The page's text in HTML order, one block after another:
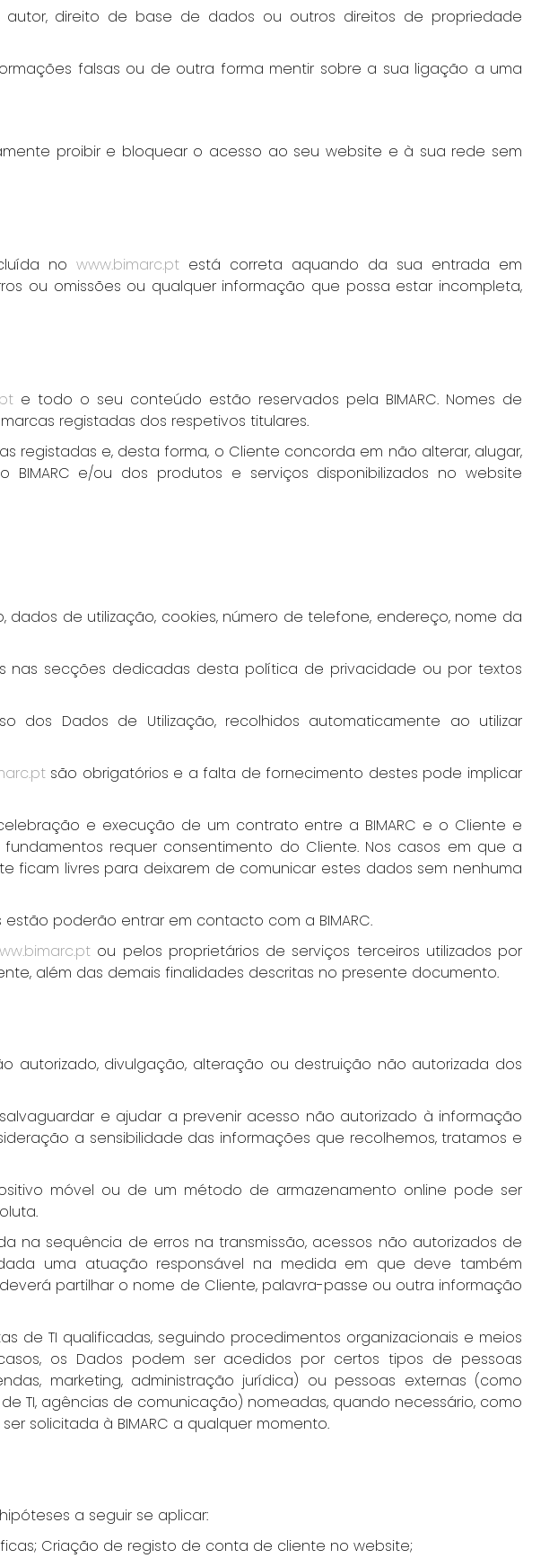
direito de base de dados ou outros direitos de propriedade
falsas ou de outra forma mentir sobre a sua ligação a uma
proibir e bloquear o acesso ao seu website e à sua rede sem
nowww.bimarc.pt está correta aquando da sua entrada em
ou omissões ou qualquer informação que possa estar incompleta,
e todo o seu conteúdo estão reservados pela BIMARC. Nomes de
registadas dos respetivos titulares.
registadas e, desta forma, o Cliente concorda em não alterar, alugar,
e/ou dos produtos e serviços disponibilizados no website
dados de utilização, cookies, número de telefone, endereço, nome da
nas secções dedicadas desta política de privacidade ou por textos
dos Dados de Utilização, recolhidos automaticamente ao utilizar
são obrigatórios e a falta de fornecimento destes pode implicar
e execução de um contrato entre a BIMARC e o Cliente e
requer consentimento do Cliente. Nos casos em que a
ficam livres para deixarem de comunicar estes dados sem nenhuma
poderão entrar em contacto com a BIMARC.
ou pelos proprietários de serviços terceiros utilizados por
além das demais finalidades descritas no presente documento.
autorizado, divulgação, alteração ou destruição não autorizada dos
e ajudar a prevenir acesso não autorizado à informação
a sensibilidade das informações que recolhemos, tratamos e
móvel ou de um método de armazenamento online pode ser
na sequência de erros na transmissão, acessos não autorizados de
uma atuação responsável na medida em que deve também
partilhar o nome de Cliente, palavra-passe ou outra informação
de TI qualificadas, seguindo procedimentos organizacionais e meios
os Dados podem ser acedidos por certos tipos de pessoas
marketing, administração jurídica) ou pessoas externas (como
TI, agências de comunicação) nomeadas, quando necessário, como
solicitada à BIMARC a qualquer momento.
a seguir se aplicar:
Criação de registo de conta de cliente no website;